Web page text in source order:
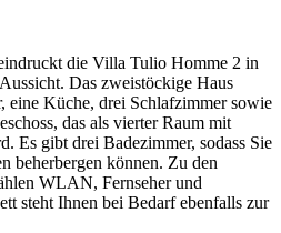
die Villa Tulio Homme 2 in
Das zweistöckige Haus
eine Küche, drei Schlafzimmer sowie
das als vierter Raum mit
Es gibt drei Badezimmer, sodass Sie
beherbergen können. Zu den
WLAN, Fernseher und
steht Ihnen bei Bedarf ebenfalls zur